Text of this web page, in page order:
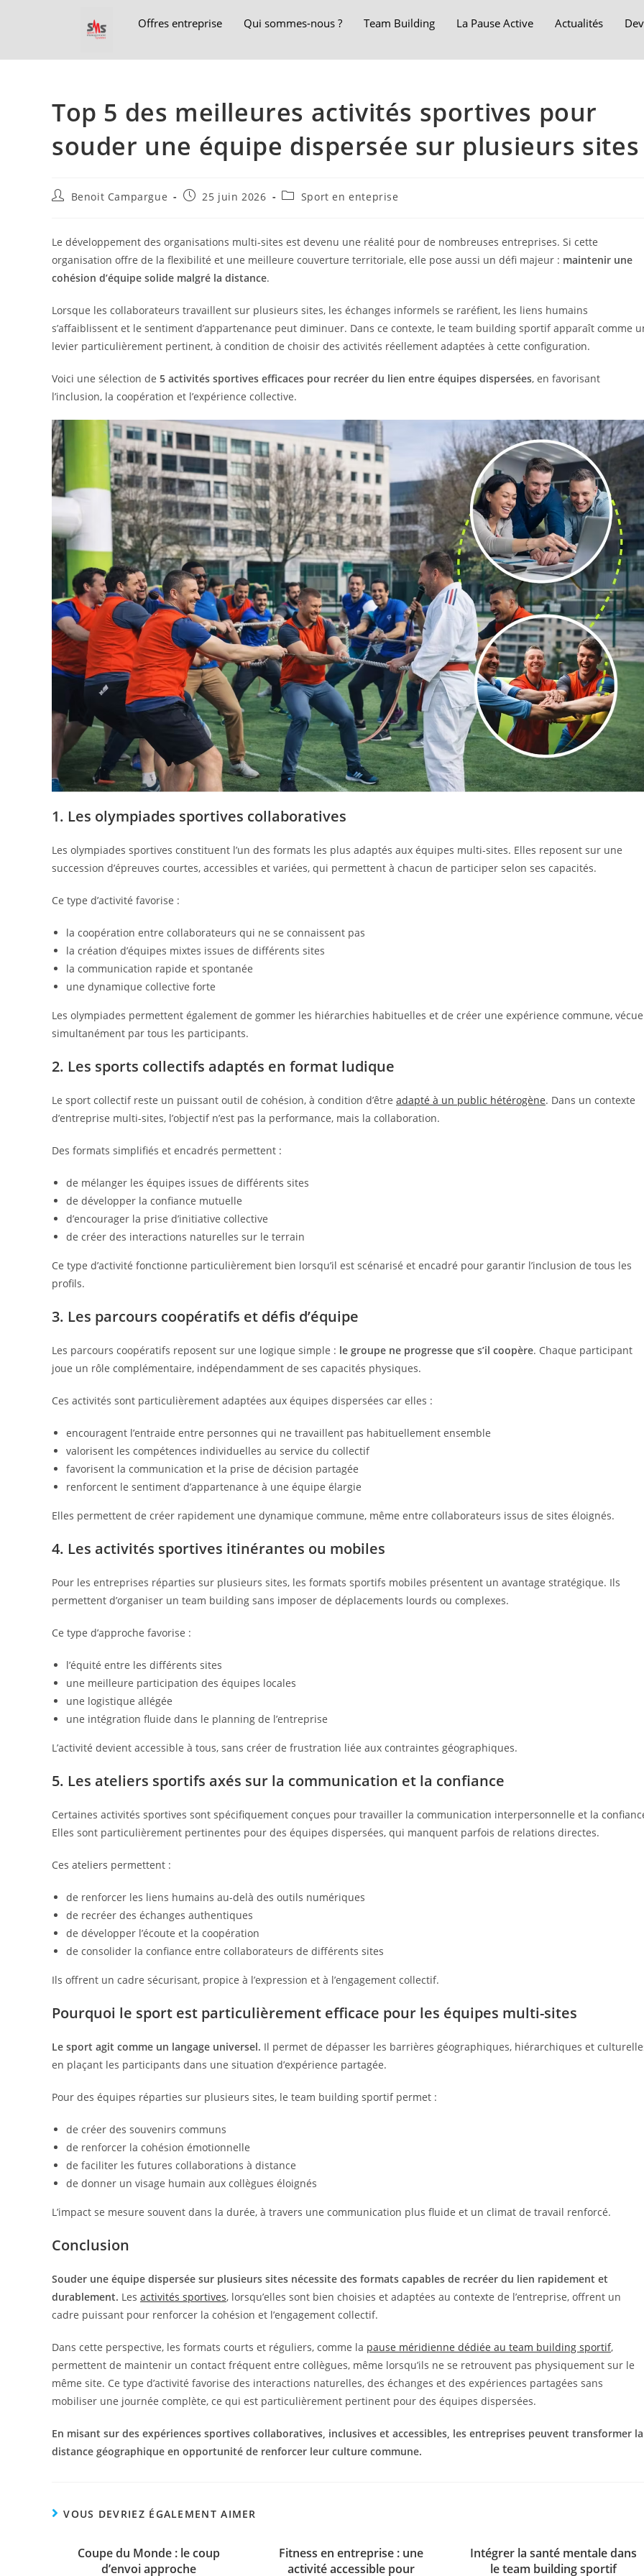
Offres entreprise Qui sommes-nous ? Team Building La Pause Active Actualités
Top 5 des meilleures activités sportives pour
souder une équipe dispersée sur plusieurs sites
Benoit Campargue 25 juin 2026 Sport en enteprise
Le développement des organisations multi-sites est devenu une réalité pour de nombreuses entreprises. Si cette
organisation offre de la flexibilité et une meilleure couverture territoriale, elle pose aussi un défi majeur : maintenir une
cohésion d’équipe solide malgré la distance.
Lorsque les collaborateurs travaillent sur plusieurs sites, les échanges informels se raréfient, les liens humains
s’affaiblissent et le sentiment d’appartenance peut diminuer. Dans ce contexte, le team building sportif apparaît comme
levier particulièrement pertinent, à condition de choisir des activités réellement adaptées à cette configuration.
Voici une sélection de 5 activités sportives efficaces pour recréer du lien entre équipes dispersées, en favorisant
l’inclusion, la coopération et l’expérience collective.
1. Les olympiades sportives collaboratives
Les olympiades sportives constituent l’un des formats les plus adaptés aux équipes multi-sites. Elles reposent sur une
succession d’épreuves courtes, accessibles et variées, qui permettent à chacun de participer selon ses capacités.
Ce type d’activité favorise :
la coopération entre collaborateurs qui ne se connaissent pas
la création d’équipes mixtes issues de différents sites
la communication rapide et spontanée
une dynamique collective forte
Les olympiades permettent également de gommer les hiérarchies habituelles et de créer une expérience commune, vécue
simultanément par tous les participants.
2. Les sports collectifs adaptés en format ludique
Le sport collectif reste un puissant outil de cohésion, à condition d’être adapté à un public hétérogène. Dans un contexte
d’entreprise multi-sites, l’objectif n’est pas la performance, mais la collaboration.
Des formats simplifiés et encadrés permettent :
de mélanger les équipes issues de différents sites
de développer la confiance mutuelle
d’encourager la prise d’initiative collective
de créer des interactions naturelles sur le terrain
Ce type d’activité fonctionne particulièrement bien lorsqu’il est scénarisé et encadré pour garantir l’inclusion de tous les
profils.
3. Les parcours coopératifs et défis d’équipe
Les parcours coopératifs reposent sur une logique simple : le groupe ne progresse que s’il coopère. Chaque participant
joue un rôle complémentaire, indépendamment de ses capacités physiques.
Ces activités sont particulièrement adaptées aux équipes dispersées car elles :
encouragent l’entraide entre personnes qui ne travaillent pas habituellement ensemble
valorisent les compétences individuelles au service du collectif
favorisent la communication et la prise de décision partagée
renforcent le sentiment d’appartenance à une équipe élargie
Elles permettent de créer rapidement une dynamique commune, même entre collaborateurs issus de sites éloignés.
4. Les activités sportives itinérantes ou mobiles
Pour les entreprises réparties sur plusieurs sites, les formats sportifs mobiles présentent un avantage stratégique. Ils
permettent d’organiser un team building sans imposer de déplacements lourds ou complexes.
Ce type d’approche favorise :
l’équité entre les différents sites
une meilleure participation des équipes locales
une logistique allégée
une intégration fluide dans le planning de l’entreprise
L’activité devient accessible à tous, sans créer de frustration liée aux contraintes géographiques.
5. Les ateliers sportifs axés sur la communication et la confiance
Certaines activités sportives sont spécifiquement conçues pour travailler la communication interpersonnelle et la
Elles sont particulièrement pertinentes pour des équipes dispersées, qui manquent parfois de relations directes.
Ces ateliers permettent :
de renforcer les liens humains au-delà des outils numériques
de recréer des échanges authentiques
de développer l’écoute et la coopération
de consolider la confiance entre collaborateurs de différents sites
Ils offrent un cadre sécurisant, propice à l’expression et à l’engagement collectif.
Pourquoi le sport est particulièrement efficace pour les équipes multi-sites
Le sport agit comme un langage universel. Il permet de dépasser les barrières géographiques, hiérarchiques et
en plaçant les participants dans une situation d’expérience partagée.
Pour des équipes réparties sur plusieurs sites, le team building sportif permet :
de créer des souvenirs communs
de renforcer la cohésion émotionnelle
de faciliter les futures collaborations à distance
de donner un visage humain aux collègues éloignés
L’impact se mesure souvent dans la durée, à travers une communication plus fluide et un climat de travail renforcé.
Conclusion
Souder une équipe dispersée sur plusieurs sites nécessite des formats capables de recréer du lien rapidement et
durablement. Les activités sportives, lorsqu’elles sont bien choisies et adaptées au contexte de l’entreprise, offrent un
cadre puissant pour renforcer la cohésion et l’engagement collectif.
Dans cette perspective, les formats courts et réguliers, comme la pause méridienne dédiée au team building sportif,
permettent de maintenir un contact fréquent entre collègues, même lorsqu’ils ne se retrouvent pas physiquement sur le
même site. Ce type d’activité favorise des interactions naturelles, des échanges et des expériences partagées sans
mobiliser une journée complète, ce qui est particulièrement pertinent pour des équipes dispersées.
En misant sur des expériences sportives collaboratives, inclusives et accessibles, les entreprises peuvent transformer la
distance géographique en opportunité de renforcer leur culture commune.
VOUS DEVRIEZ ÉGALEMENT AIMER
Coupe du Monde : le coup
d’envoi approche
Fitness en entreprise : une
activité accessible pour
Intégrer la santé mentale dans
le team building sportif